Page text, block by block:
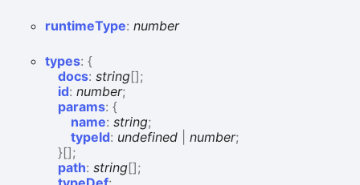
runtimeType: number
types: {
docs: string[];
id: number;
params: {
name: string;
typeId: undefined number;
}[];
path: string[];